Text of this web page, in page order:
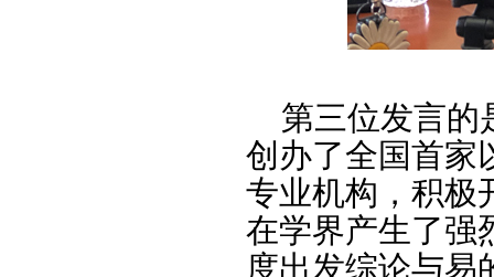
第三位发言的
创办了全国首家
专业机构，积极
在学界产生了强
度出发综论与易